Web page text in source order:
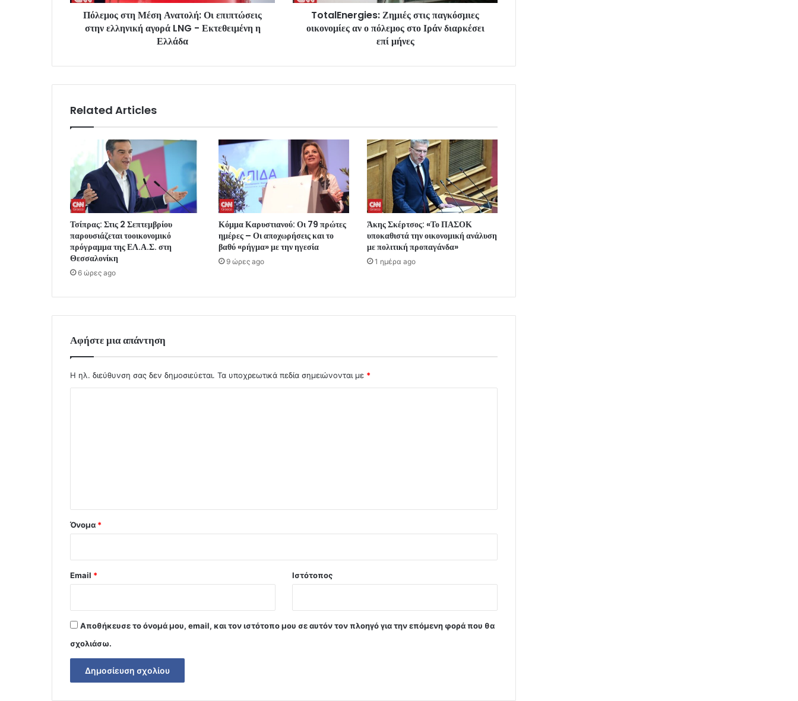
Πόλεμος στη Μέση Ανατολή: Οι επιπτώσεις
στην ελληνική αγορά LNG - Εκτεθειμένη η
Ελλάδα
TotalEnergies: Ζημιές στις παγκόσμιες
οικονομίες αν ο πόλεμος στο Ιράν διαρκέσει
επί μήνες
Related Articles
Τσίπρας: Στις 2 Σεπτεμβρίου
παρουσιάζεται τοοικονομικό
πρόγραμμα της ΕΛ.Α.Σ. στη
Θεσσαλονίκη
6 ώρες ago
Κόμμα Καρυστιανού: Οι 79 πρώτες
ημέρες – Οι αποχωρήσεις και το
βαθύ «ρήγμα» με την ηγεσία
9 ώρες ago
Άκης Σκέρτσος: «Το ΠΑΣΟΚ
υποκαθιστά την οικονομική ανάλυση
με πολιτική προπαγάνδα»
1 ημέρα ago
Αφήστε μια απάντηση
Η ηλ. διεύθυνση σας δεν δημοσιεύεται. Τα υποχρεωτικά πεδία σημειώνονται με *
Όνομα *
Email * Ιστότοπος
Αποθήκευσε το όνομά μου, email, και τον ιστότοπο μου σε αυτόν τον πλοηγό για την επόμενη φορά που θα
σχολιάσω.